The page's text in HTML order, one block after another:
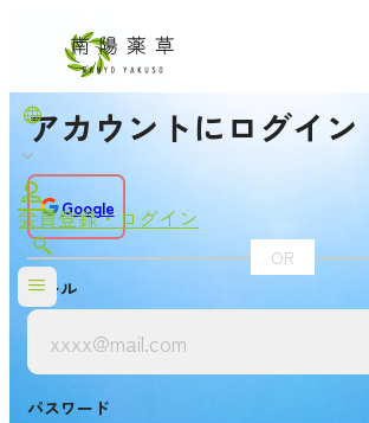
会員登録・ログイン
アカウントにログイン
Google
OR
メール
パスワード